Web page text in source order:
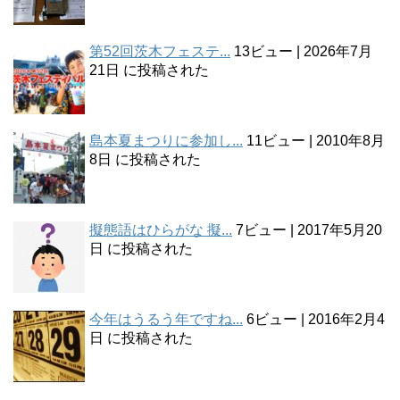
第52回茨木フェステ... 13ビュー
2026年7月
21日 に投稿された
島本夏まつりに参加し... 11ビュー
2010年8月
8日 に投稿された
擬態語はひらがな 擬... 7ビュー
2017年5月20
日 に投稿された
今年はうるう年ですね... 6ビュー
2016年2月4
日 に投稿された